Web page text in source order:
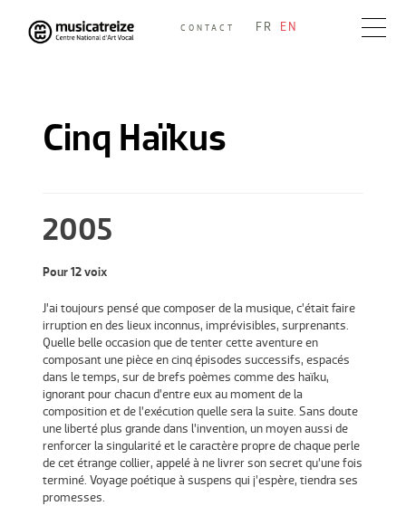
Skip
to
CONTACT FR EN
Cinq Haïkus
2005
Pour 12 voix
J’ai toujours pensé que composer de la musique, c’était faire
irruption en des lieux inconnus, imprévisibles, surprenants.
Quelle belle occasion que de tenter cette aventure en
composant une pièce en cinq épisodes successifs, espacés
dans le temps, sur de brefs poèmes comme des haïku,
ignorant pour chacun d’entre eux au moment de la
composition et de l’exécution quelle sera la suite. Sans doute
une liberté plus grande dans l’invention, un moyen aussi de
renforcer la singularité et le caractère propre de chaque perle
de cet étrange collier, appelé à ne livrer son secret qu’une fois
terminé. Voyage poétique à suspens qui j’espère, tiendra ses
promesses.